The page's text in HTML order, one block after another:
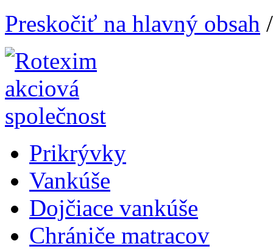
Preskočiť na hlavný obsah
Prikrývky
Vankúše
Dojčiace vankúše
Chrániče matracov